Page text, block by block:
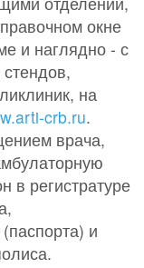
окне
и наглядно - с
на
crb.ru.
врача,
в регистратуре
и